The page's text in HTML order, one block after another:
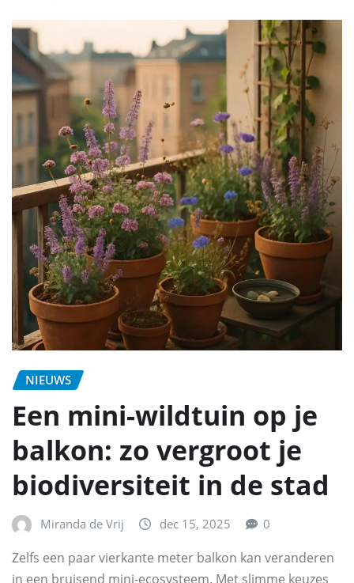
NIEUWS
Een mini-wildtuin op je
balkon: zo vergroot je
biodiversiteit in de stad
Miranda de Vrij dec 15, 2025 0
Zelfs een paar vierkante meter balkon kan veranderen
in een bruisend mini-ecosysteem. Met slimme keuzes